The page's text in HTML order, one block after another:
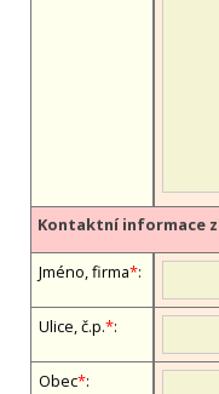
Kontaktní informace
Jméno, firma*:
Ulice, č.p.*:
Obec*: